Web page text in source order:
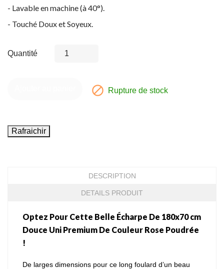
- Lavable en machine (à 40°).
- Touché Doux et Soyeux.
Quantité
 Rupture de stock
DESCRIPTION
DETAILS PRODUIT
Optez Pour Cette Belle Écharpe De 180x70 cm
Douce Uni Premium De Couleur Rose Poudrée
!
De larges dimensions pour ce long foulard d’un beau